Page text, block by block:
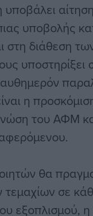
υποβολής
στη διάθεση
η
του ΑΦΜ
θα
τεμαχίων σε
εξοπλισμού,